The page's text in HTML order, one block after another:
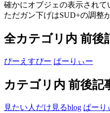
確かにオブジェの表示されて
ただガン下げはSUD+の調整
全カテゴリ内 前後
ぴーえすぴー ぱーりぃー
カテゴリ内 前後記
見たい人だけ見るblog ぱーり